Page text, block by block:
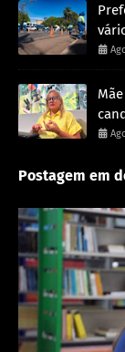
Postagem em